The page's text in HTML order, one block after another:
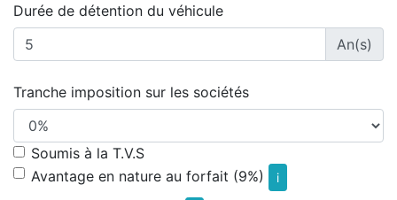
Durée de détention du véhicule
An(s)
Tranche imposition sur les sociétés
Soumis à la T.V.S
Avantage en nature au forfait (9%)
i